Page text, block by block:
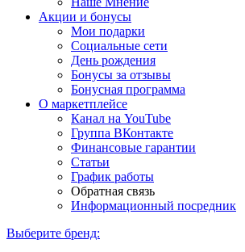
Акции и бонусы
Мои подарки
Социальные сети
День рождения
Бонусы за отзывы
Бонусная программа
О маркетплейсе
Канал на YouTube
Группа ВКонтакте
Финансовые гарантии
Статьи
График работы
Обратная связь
Информационный посредник
Выберите бренд: